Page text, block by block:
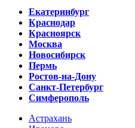
Екатеринбург
Краснодар
Красноярск
Москва
Новосибирск
Пермь
Ростов-на-Дону
Санкт-Петербург
Симферополь
Астрахань